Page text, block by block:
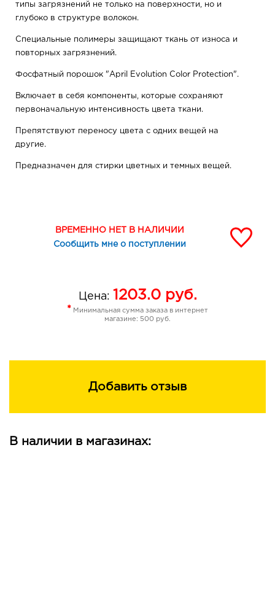
типы загрязнений не только на поверхности, но и
глубоко в структуре волокон.
Специальные полимеры защищают ткань от износа и
повторных загрязнений.
Фосфатный порошок "April Evolution Color Protection".
Включает в себя компоненты, которые сохраняют
первоначальную интенсивность цвета ткани.
Препятствуют переносу цвета с одних вещей на
другие.
Предназначен для стирки цветных и темных вещей.
ВРЕМЕННО НЕТ В НАЛИЧИИ
Сообщить мне о поступлении
Цена: 1203.0руб.
* Минимальная сумма заказа в интернет
магазине: 500 руб.
Добавить отзыв
В наличии в магазинах: